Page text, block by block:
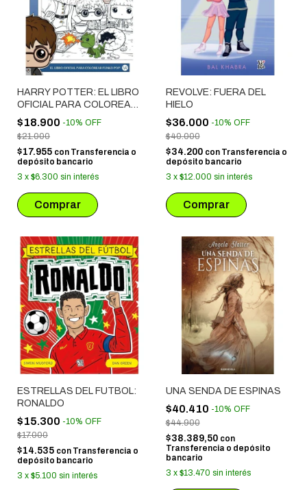
HARRY POTTER: EL LIBRO
OFICIAL PARA COLOREAR
FUNKO POP !
$18.900 -10% OFF
$21.000
$17.955 con Transferencia o
depósito bancario
3 x $6.300 sin interés
REVOLVE: FUERA DEL
HIELO
$36.000 -10% OFF
$40.000
$34.200 con Transferencia o
depósito bancario
3 x $12.000 sin interés
ESTRELLAS DEL FUTBOL:
RONALDO
$15.300 -10% OFF
$17.000
$14.535 con Transferencia o
depósito bancario
3 x $5.100 sin interés
UNA SENDA DE ESPINAS
$40.410 -10% OFF
$44.900
$38.389,50 con
Transferencia o depósito
bancario
3 x $13.470 sin interés